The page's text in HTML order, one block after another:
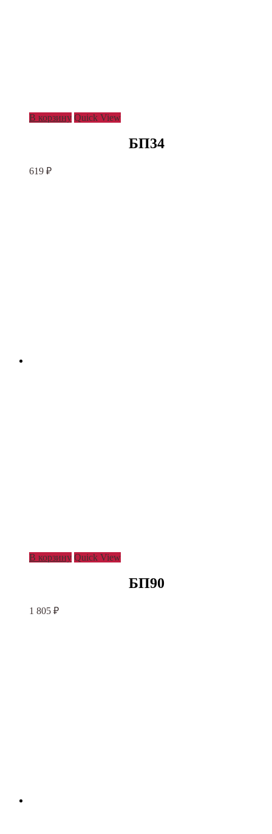
В корзину Quick View
БП34
619 ₽
В корзину Quick View
БП90
1 805 ₽